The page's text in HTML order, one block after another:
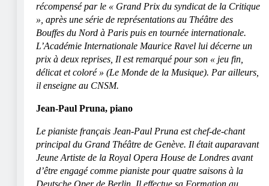
récompensé par le « Grand Prix du syndicat de la Critique
», après une série de représentations au Théâtre des
Bouffes du Nord à Paris puis en tournée internationale.
L’Académie Internationale Maurice Ravel lui décerne un
prix à deux reprises, Il est remarqué pour son « jeu fin,
délicat et coloré » (Le Monde de la Musique). Par ailleurs,
il enseigne au CNSM.
Jean-Paul Pruna, piano
Le pianiste français Jean-Paul Pruna est chef-de-chant
principal du Grand Théâtre de Genève. Il était auparavant
Jeune Artiste de la Royal Opera House de Londres avant
d’être engagé comme pianiste pour quatre saisons à la
Deutsche Oper de Berlin. Il effectue sa Formation au